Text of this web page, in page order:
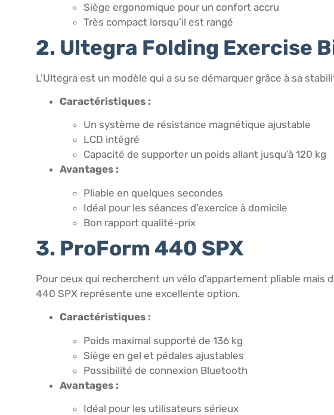
Siège ergonomique pour un confort accru
Très compact lorsqu’il est rangé
2. Ultegra Folding Exercise
L’Ultegra est un modèle qui a su se démarquer grâce à sa
Caractéristiques :
Un système de résistance magnétique ajustable
LCD intégré
Capacité de supporter un poids allant jusqu’à 120 kg
Avantages :
Pliable en quelques secondes
Idéal pour les séances d’exercice à domicile
Bon rapport qualité-prix
3. ProForm 440 SPX
Pour ceux qui recherchent un vélo d’appartement pliable
440 SPX représente une excellente option.
Caractéristiques :
Poids maximal supporté de 136 kg
Siège en gel et pédales ajustables
Possibilité de connexion Bluetooth
Avantages :
Idéal pour les utilisateurs sérieux